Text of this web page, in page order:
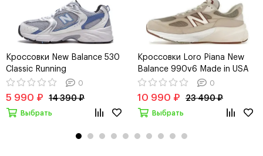
Кроссовки New Balance 530
Classic Running
0
5 990 ₽ 14 390 ₽
Выбрать
Кроссовки Loro Piana New
Balance 990v6 Made in USA
"Raw Cashew"
0
10 990 ₽ 23 490 ₽
Выбрать